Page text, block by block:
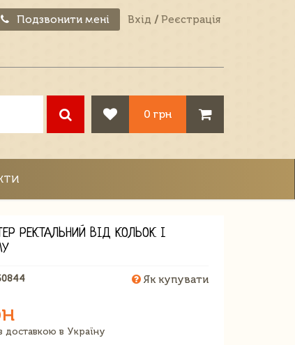
Подзвонити мені Вхід / Реєстрація
0 грн
РЕКТАЛЬНИЙ ВІД КОЛЬОК І
Як купувати
доставкою в Україну